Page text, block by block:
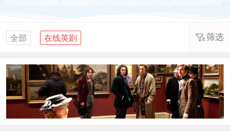
全部 在线英剧 筛选